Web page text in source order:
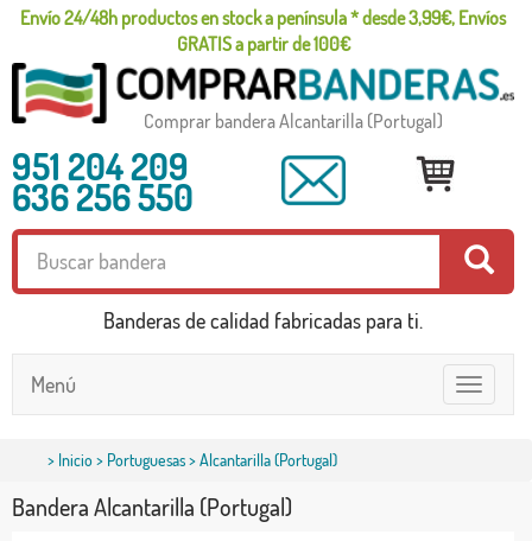
Envío 24/48h productos en stock a península * desde 3,99€, Envíos
GRATIS a partir de 100€
Comprar bandera Alcantarilla (Portugal)
951 204 209
636 256 550
Banderas de calidad fabricadas para ti.
Toggle
navigation
Menú
> Inicio> Portuguesas> Alcantarilla (Portugal)
Bandera Alcantarilla (Portugal)